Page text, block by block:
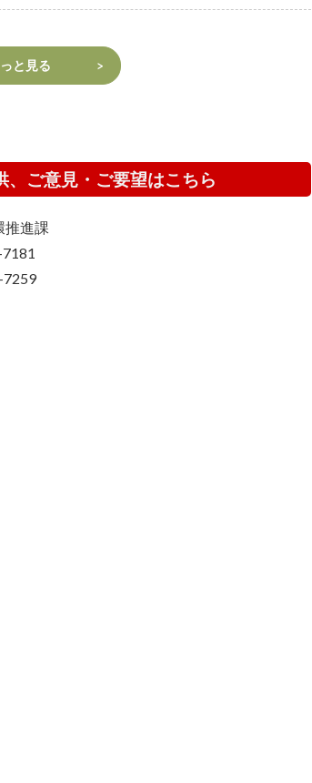
と見る
、ご意見・ご要望はこちら
推進課
7259